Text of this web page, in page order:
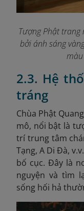
Tượng Phật
bởi ánh sáng
2.3. Hệ
tráng
Chùa Phật
mô, nổi bật là
trí trung tâm
Tạng, A Di Đà,
bố cục. Đây là
nguyện và tìm
sống hối hả